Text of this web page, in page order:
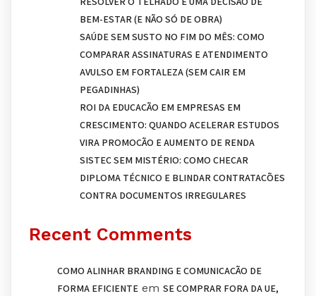
BEM-ESTAR (E NÃO SÓ DE OBRA)
SAÚDE SEM SUSTO NO FIM DO MÊS: COMO
COMPARAR ASSINATURAS E ATENDIMENTO
AVULSO EM FORTALEZA (SEM CAIR EM
PEGADINHAS)
ROI DA EDUCAÇÃO EM EMPRESAS EM
CRESCIMENTO: QUANDO ACELERAR ESTUDOS
VIRA PROMOÇÃO E AUMENTO DE RENDA
SISTEC SEM MISTÉRIO: COMO CHECAR
DIPLOMA TÉCNICO E BLINDAR CONTRATAÇÕES
CONTRA DOCUMENTOS IRREGULARES
Recent Comments
COMO ALINHAR BRANDING E COMUNICAÇÃO DE
FORMA EFICIENTE em SE COMPRAR FORA DA UE,